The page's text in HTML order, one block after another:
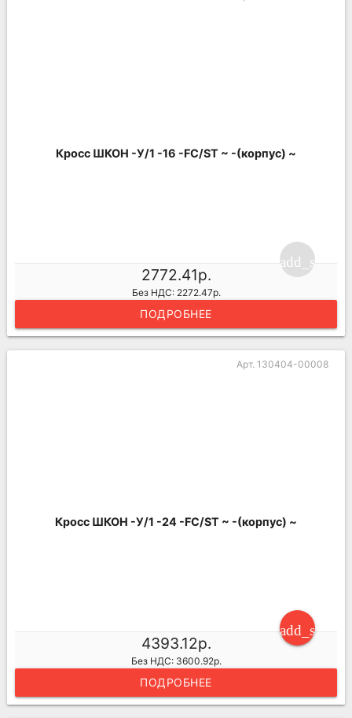
Кросс ШКОН -У/1 -16 -FC/ST ~ -(корпус) ~
2772.41р.
Без НДС: 2272.47р.
ПОДРОБНЕЕ
Арт. 130404-00008
Кросс ШКОН -У/1 -24 -FC/ST ~ -(корпус) ~
4393.12р.
Без НДС: 3600.92р.
ПОДРОБНЕЕ